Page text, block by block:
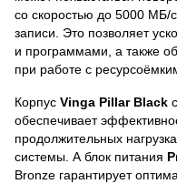
со скоростью до 5000 МБ/
записи. Это позволяет
и программами, а также
при работе с
Корпус Vinga Pillar Black
обеспечивает
продолжительных
системы. А блок питания
Bronze гарантирует